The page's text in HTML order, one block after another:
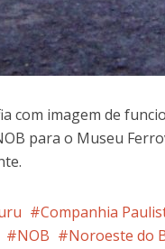
com imagem de
para o Museu
Companhia
NOB Noroeste do